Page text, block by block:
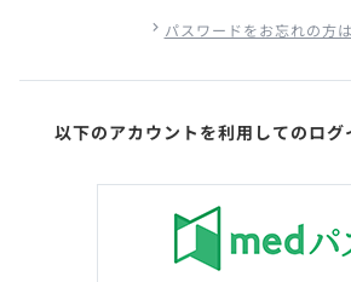
パスワードをお忘れの方
以下のアカウントを利用してのログ